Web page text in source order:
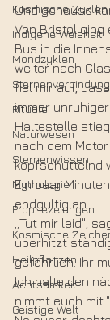
Kosmische Zyklen
Indigene Weisheit
Mondzyklen
Sternenverbindung
Rituale
Naturwesen
Sternenwissen
Mythologie
Prophezeiungen
Kosmische
Heilpflanzen
Achtsamkeit
Geistige Welt
Und genauso
Von Bristol
Bus in die
weiter nach
fiel mir auf,
immer
Haltestelle
nach dem
kopfschüttelnd
Ein paar
endgültig an.
„Tut mir leid",
überhitzt
gefährlich. Ihr
Ich halte den
nimmt euch mit."